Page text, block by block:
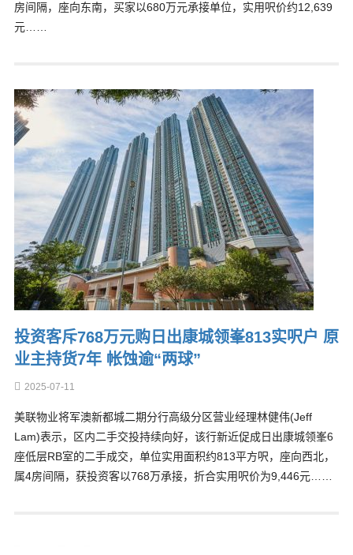
房间隔，座向东南，买家以680万元承接单位，实用呎价约12,639
元……
投资客斥768万元购日出康城领峯813实呎户 原
业主持货7年 帐蚀逾“两球”
2025-07-11
美联物业将军澳新都城二期分行高级分区营业经理林健伟(Jeff
Lam)表示，区内二手交投持续向好，该行新近促成日出康城领峯6
座低层RB室的二手成交，单位实用面积约813平方呎，座向西北，
属4房间隔，获投资客以768万承接，折合实用呎价为9,446元……